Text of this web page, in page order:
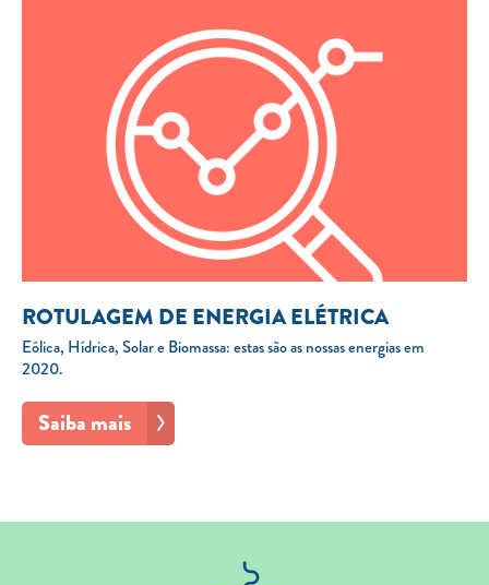
ROTULAGEM DE ENERGIA ELÉTRICA
Eólica, Hídrica, Solar e Biomassa: estas são as nossas energias em
2020.
Saiba mais